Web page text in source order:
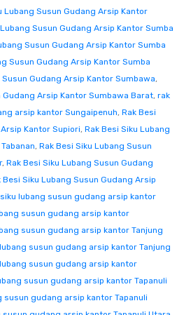
Lubang Susun Gudang Arsip Kantor
Susun Gudang Arsip Kantor Sumba
Susun Gudang Arsip Kantor Sumba
Susun Gudang Arsip Kantor Sumba
Susun Gudang Arsip Kantor Sumbawa,
Gudang Arsip Kantor Sumbawa Barat, rak
arsip kantor Sungaipenuh, Rak Besi
Kantor Supiori, Rak Besi Siku Lubang
, Rak Besi Siku Lubang Susun
, Rak Besi Siku Lubang Susun Gudang
Besi Siku Lubang Susun Gudang Arsip
lubang susun gudang arsip kantor
susun gudang arsip kantor
susun gudang arsip kantor Tanjung
susun gudang arsip kantor Tanjung
susun gudang arsip kantor
susun gudang arsip kantor Tapanuli
susun gudang arsip kantor Tapanuli